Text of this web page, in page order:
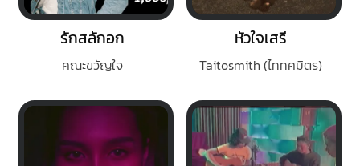
รักสลักอก
คณะขวัญใจ
หัวใจเสรี
Taitosmith (ไททศมิตร)